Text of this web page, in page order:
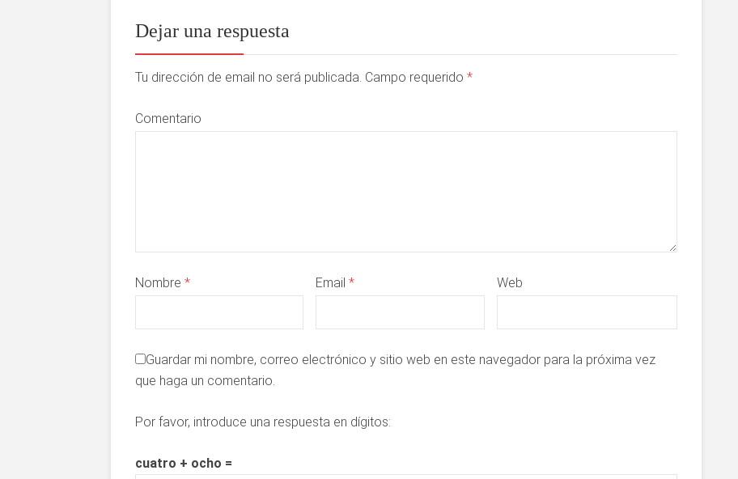
Dejar una respuesta
Tu dirección de email no será publicada. Campo requerido *
Comentario
Nombre * Email * Web
Guardar mi nombre, correo electrónico y sitio web en este navegador para la próxima vez
que haga un comentario.
Por favor, introduce una respuesta en dígitos:
cuatro + ocho =